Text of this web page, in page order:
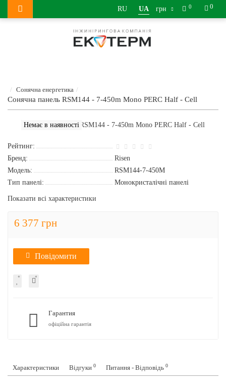
0
RU UA грн 0
Сонячна енергетика
Сонячна панель RSM144 - 7-450m Моno PERC Half - Cell
Немає в наявності
Рейтинг:
Бренд:
Risen
Модель:
RSM144-7-450M
Тип панелі:
Монокристалічні панелі
Показати всі характеристики
6 377 грн
Повідомити
Гарантия
офіційна гарантія
Характеристики Відгуки 0 Питання - Відповідь 0